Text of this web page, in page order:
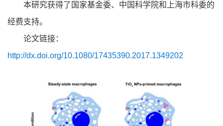
本研究获得了国家基金委、中国科学院和上海市科委的
经费支持。
论文链接：
http://dx.doi.org/10.1080/17435390.2017.1349202